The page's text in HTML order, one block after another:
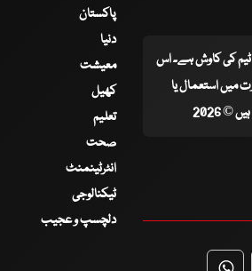
ٹیم کی کاوش ہے۔ اس
میں استعمال یا
2026
پاکستان
دنیا
معیشت
کھیل
تعلیم
صحت
انٹرٹینمنٹ
ٹیکنالوجی
دلچسپ و عجیب